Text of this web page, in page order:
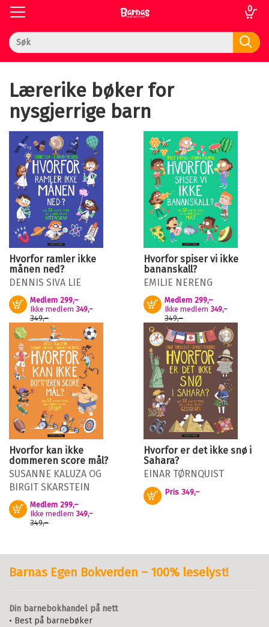
Toggle
Logg inn
Toggle
navigation
Til
0
Lærerike bøker for
nysgjerrige barn
Hvorfor ramler ikke
månen ned?
DENNIS SIVA LIE
Medlem 299,–
Ikke medlem 349,–
349,–
Kjøp
Hvorfor spiser vi ikke
bananskall?
EMILIE NERENG
Medlem 299,–
Ikke medlem 349,–
349,–
Kjøp
Hvorfor kan ikke
dommeren score mål?
SUSANNE KALUZA OG
BIRGIT SKARSTEIN
Medlem 299,–
Ikke medlem 349,–
349,–
Kjøp
Hvorfor er det ikke snø i
Sahara?
EINAR TØRNQUIST
Pris 349,–
Kjøp
Barnas Egen Bokverden – 100% leselyst!
Din barnebokhandel på nett
• Best på barnebøker